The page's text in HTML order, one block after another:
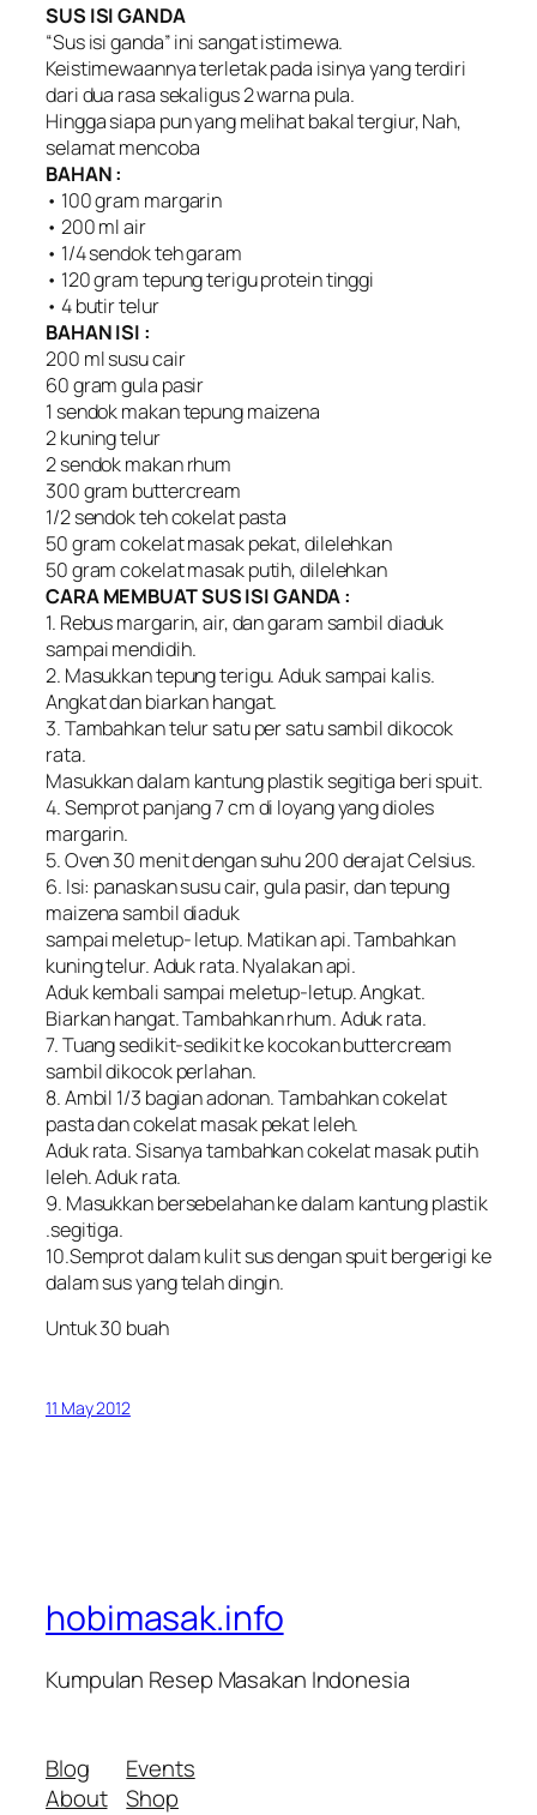
SUS ISI GANDA
“Sus isi ganda” ini sangat istimewa.
Keistimewaannya terletak pada isinya yang terdiri
dari dua rasa sekaligus 2 warna pula.
Hingga siapa pun yang melihat bakal tergiur, Nah,
selamat mencoba
BAHAN :
• 100 gram margarin
• 200 ml air
• 1/4 sendok teh garam
• 120 gram tepung terigu protein tinggi
• 4 butir telur
BAHAN ISI :
200 ml susu cair
60 gram gula pasir
1 sendok makan tepung maizena
2 kuning telur
2 sendok makan rhum
300 gram buttercream
1/2 sendok teh cokelat pasta
50 gram cokelat masak pekat, dilelehkan
50 gram cokelat masak putih, dilelehkan
CARA MEMBUAT SUS ISI GANDA :
1. Rebus margarin, air, dan garam sambil diaduk
sampai mendidih.
2. Masukkan tepung terigu. Aduk sampai kalis.
Angkat dan biarkan hangat.
3. Tambahkan telur satu per satu sambil dikocok
rata.
Masukkan dalam kantung plastik segitiga beri spuit.
4. Semprot panjang 7 cm di loyang yang dioles
margarin.
5. Oven 30 menit dengan suhu 200 derajat Celsius.
6. Isi: panaskan susu cair, gula pasir, dan tepung
maizena sambil diaduk
sampai meletup- letup. Matikan api. Tambahkan
kuning telur. Aduk rata. Nyalakan api.
Aduk kembali sampai meletup-letup. Angkat.
Biarkan hangat. Tambahkan rhum. Aduk rata.
7. Tuang sedikit-sedikit ke kocokan buttercream
sambil dikocok perlahan.
8. Ambil 1/3 bagian adonan. Tambahkan cokelat
pasta dan cokelat masak pekat leleh.
Aduk rata. Sisanya tambahkan cokelat masak putih
leleh. Aduk rata.
9. Masukkan bersebelahan ke dalam kantung plastik
.segitiga.
10.Semprot dalam kulit sus dengan spuit bergerigi ke
dalam sus yang telah dingin.
Untuk 30 buah
11 May 2012
hobimasak.info
Kumpulan Resep Masakan Indonesia
Blog
About
Events
Shop